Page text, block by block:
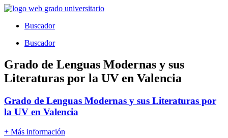
Ir
contenidoBuscador
Buscador
Grado de Lenguas Modernas y sus
Literaturas por la UV en Valencia
Grado de Lenguas Modernas y sus Literaturas por
la UV en Valencia
+ Más información